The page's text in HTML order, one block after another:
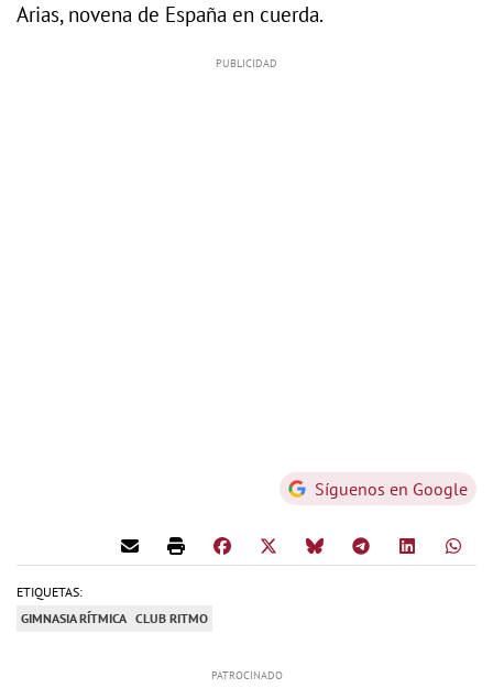
Arias, novena de España en cuerda.
Síguenos en Google
ETIQUETAS:
GIMNASIA RÍTMICA CLUB RITMO